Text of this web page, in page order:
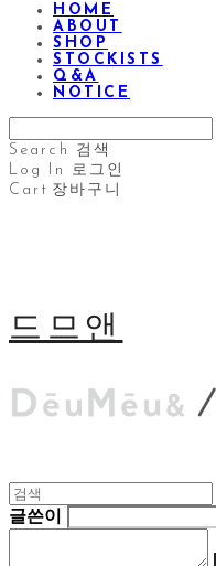
HOME
ABOUT
SHOP
STOCKISTS
Q&A
NOTICE
Search
검색
Log In
로그인
Cart 장바구니
드므앤
글쓴이